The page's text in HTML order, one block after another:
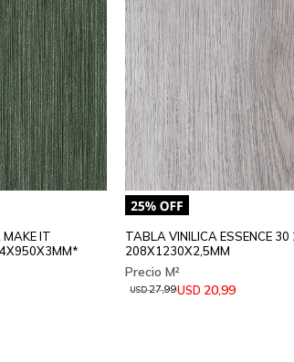
IT
TABLA VINILICA ESSENCE
208X1230X2,5MM
USD 20,99
USD27,99